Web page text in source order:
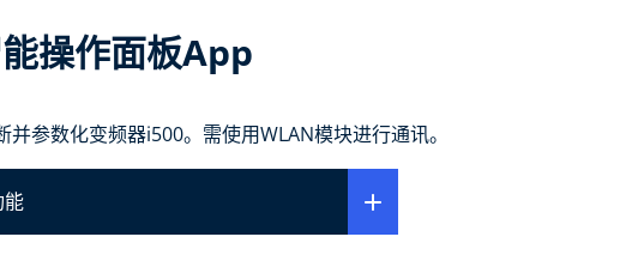
操作面板App
并参数化变频器i500。需使用WLAN模块进行通讯。
能